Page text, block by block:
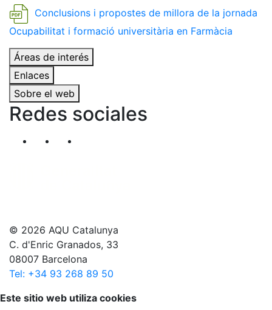
Conclusions i propostes de millora de la jornada
Ocupabilitat i formació universitària en Farmàcia
Áreas de interés
Enlaces
Sobre el web
Redes sociales
Segueix-nos al nostre canal de Twitter
© 2026 AQU Catalunya
C. d'Enric Granados, 33
08007 Barcelona
Tel: +34 93 268 89 50
Volver arriba
Este sitio web utiliza cookies